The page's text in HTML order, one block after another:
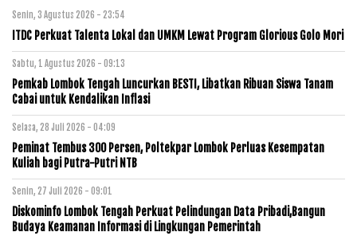
Senin, 3 Agustus 2026 - 23:54
ITDC Perkuat Talenta Lokal dan UMKM Lewat Program Glorious Golo Mori
Sabtu, 1 Agustus 2026 - 09:13
Pemkab Lombok Tengah Luncurkan BESTI, Libatkan Ribuan Siswa Tanam
Cabai untuk Kendalikan Inflasi
Selasa, 28 Juli 2026 - 04:09
Peminat Tembus 300 Persen, Poltekpar Lombok Perluas Kesempatan
Kuliah bagi Putra-Putri NTB
Senin, 27 Juli 2026 - 09:01
Diskominfo Lombok Tengah Perkuat Pelindungan Data Pribadi,Bangun
Budaya Keamanan Informasi di Lingkungan Pemerintah